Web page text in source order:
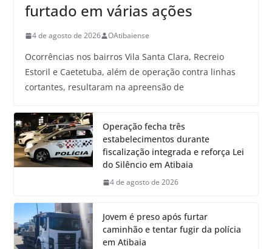
furtado em várias ações
4 de agosto de 2026 OAtibaiense
Ocorrências nos bairros Vila Santa Clara, Recreio
Estoril e Caetetuba, além de operação contra linhas
cortantes, resultaram na apreensão de
Operação fecha três
estabelecimentos durante
fiscalização integrada e reforça Lei
do Silêncio em Atibaia
4 de agosto de 2026
Jovem é preso após furtar
caminhão e tentar fugir da polícia
em Atibaia